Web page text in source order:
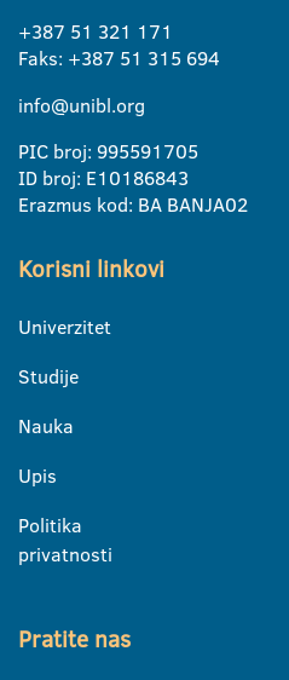
+387 51 321 171
Faks: +387 51 315 694
info@unibl.org
PIC broj: 995591705
ID broj: E10186843
Erazmus kod: BA BANJA02
Korisni linkovi
Univerzitet
Studije
Nauka
Upis
Politika
privatnosti
Pratite nas